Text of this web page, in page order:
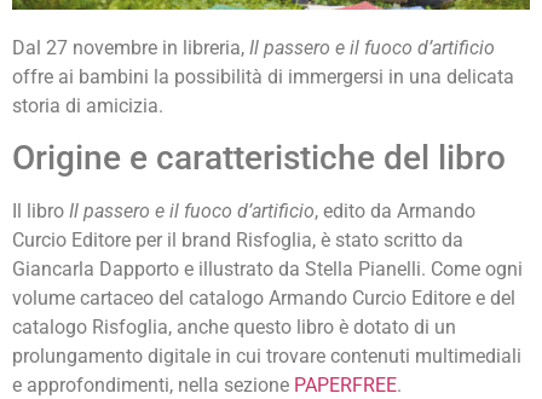
Dal 27 novembre in libreria, Il passero e il fuoco d’artificio
offre ai bambini la possibilità di immergersi in una delicata
storia di amicizia.
Origine e caratteristiche del libro
Il libro Il passero e il fuoco d’artificio, edito da Armando
Curcio Editore per il brand Risfoglia, è stato scritto da
Giancarla Dapporto e illustrato da Stella Pianelli. Come ogni
volume cartaceo del catalogo Armando Curcio Editore e del
catalogo Risfoglia, anche questo libro è dotato di un
prolungamento digitale in cui trovare contenuti multimediali
e approfondimenti, nella sezione PAPERFREE.